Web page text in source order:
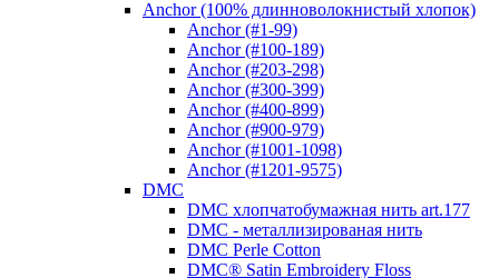
Anchor (100% длинноволокнистый хлопок)
Anchor (#1-99)
Anchor (#100-189)
Anchor (#203-298)
Anchor (#300-399)
Anchor (#400-899)
Anchor (#900-979)
Anchor (#1001-1098)
Anchor (#1201-9575)
DMC
DMC хлопчатобумажная нить art.177
DMC - металлизированая нить
DMC Perle Cotton
DMC® Satin Embroidery Floss